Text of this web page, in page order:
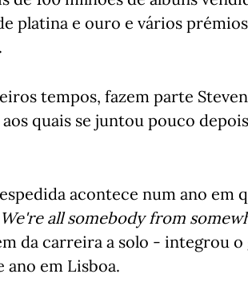
platina e ouro e vários
tempos, fazem parte
quais se juntou pouco
acontece num ano em
We're all somebody from
da carreira a solo - integrou
ano em Lisboa.